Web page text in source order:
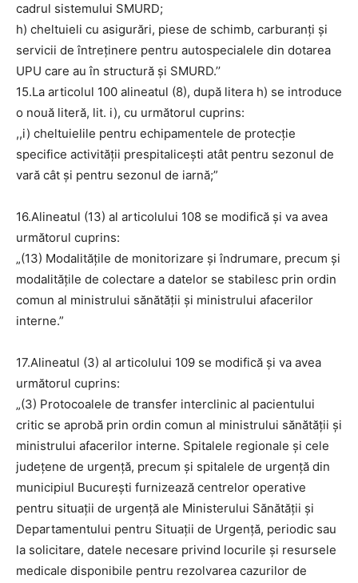
cadrul sistemului SMURD;
h) cheltuieli cu asigurări, piese de schimb, carburanţi și
servicii de întreţinere pentru autospecialele din dotarea
UPU care au în structură şi SMURD.’’
15.La articolul 100 alineatul (8), după litera h) se introduce
o nouă literă, lit. i), cu următorul cuprins:
,,i) cheltuielile pentru echipamentele de protecție
specifice activității prespitalicești atât pentru sezonul de
vară cât și pentru sezonul de iarnă;”
16.Alineatul (13) al articolului 108 se modifică și va avea
următorul cuprins:
„(13) Modalităţile de monitorizare şi îndrumare, precum şi
modalităţile de colectare a datelor se stabilesc prin ordin
comun al ministrului sănătăţii și ministrului afacerilor
interne.”
17.Alineatul (3) al articolului 109 se modifică și va avea
următorul cuprins:
„(3) Protocoalele de transfer interclinic al pacientului
critic se aprobă prin ordin comun al ministrului sănătăţii și
ministrului afacerilor interne. Spitalele regionale şi cele
judeţene de urgenţă, precum şi spitalele de urgenţă din
municipiul Bucureşti furnizează centrelor operative
pentru situații de urgență ale Ministerului Sănătății și
Departamentului pentru Situații de Urgență, periodic sau
la solicitare, datele necesare privind locurile şi resursele
medicale disponibile pentru rezolvarea cazurilor de